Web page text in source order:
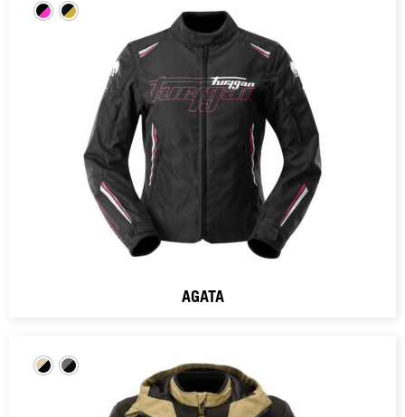
AGATA